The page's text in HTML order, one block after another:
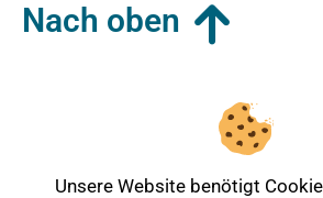
Nach oben
Unsere Website benötigt